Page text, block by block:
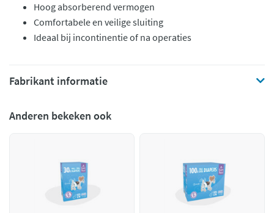
Hoog absorberend vermogen
Comfortabele en veilige sluiting
Ideaal bij incontinentie of na operaties
Fabrikant informatie
Anderen bekeken ook